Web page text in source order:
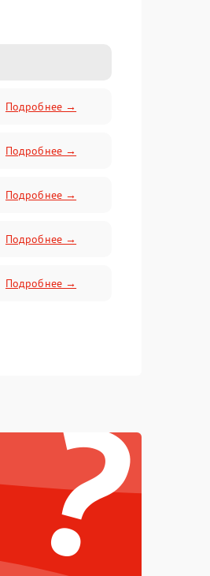
Подробнее →
Подробнее →
Подробнее →
Подробнее →
Подробнее →
?